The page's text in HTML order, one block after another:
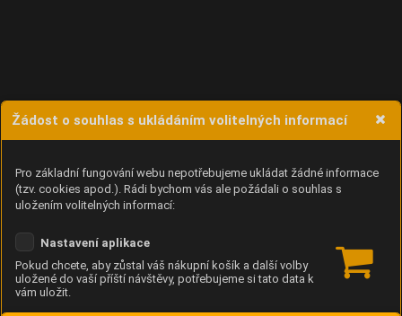
Žádost o souhlas s ukládáním volitelných informací
Pro základní fungování webu nepotřebujeme ukládat žádné informace
(tzv. cookies apod.). Rádi bychom vás ale požádali o souhlas s
uložením volitelných informací:
Nastavení aplikace
Pokud chcete, aby zůstal váš nákupní košík a další volby
uložené do vaší příští návštěvy, potřebujeme si tato data k
vám uložit.